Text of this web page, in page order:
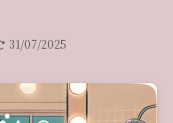
31/07/2025